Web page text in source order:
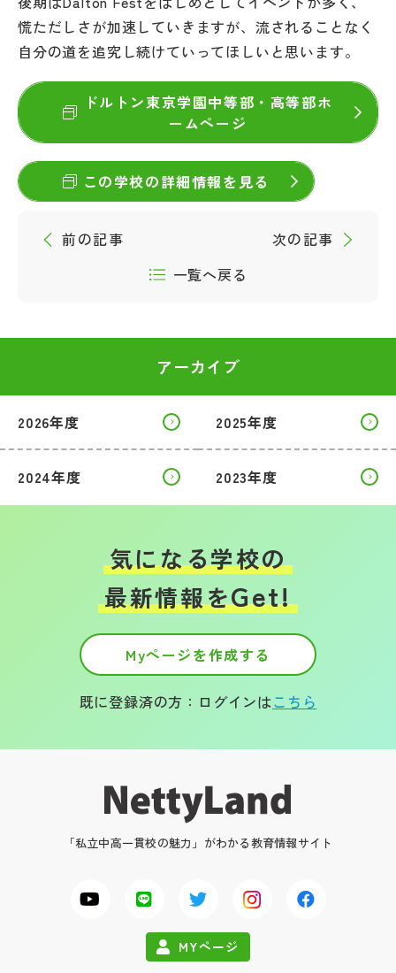
運営会社
慌ただしさが加速していきますが、流されることなく
自分の道を追究し続けていってほしいと思います。
ドルトン東京学園中等部・高等部ホ
ームページ
この学校の詳細情報を見る
前の記事
一覧へ戻る
次の記事
アーカイブ
2026年度 2025年度
2024年度 2023年度
気になる学校の
最新情報をGet!
Myページを作成する
既に登録済の方：ログインはこちら
「私立中高一貫校の魅力」がわかる教育情報サイト
MYページ